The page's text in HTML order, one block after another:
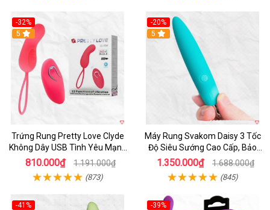
-32%
5
Trứng Rung Pretty Love Clyde
Không Dây USB Tình Yêu Mạnh
Mẽ
810.000₫ 1.191.000₫
(873)
-20%
5
Máy Rung Svakom Daisy 3 Tốc
Độ Siêu Sướng Cao Cấp, Bảo
Hành 1 Năm
1.350.000₫ 1.688.000₫
(845)
-41%
-39%